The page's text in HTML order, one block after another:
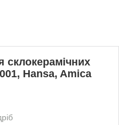
склокерамічних
Hansa, Amica